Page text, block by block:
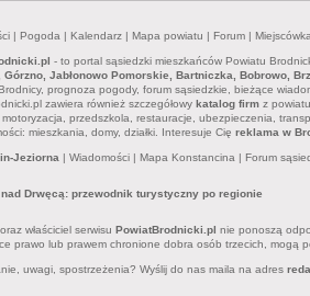
| Pogoda | Kalendarz | Mapa powiatu | Forum |
- to portal sąsiedzki mieszkańców Powiatu
Górzno, Jabłonowo Pomorskie, Bartniczka, Bobrowo,
prognoza pogody, forum sąsiedzkie, bieżące
zawiera również szczegółowy katalog firm z
motoryzacja, przedszkola, restauracje, ubezpieczenia,
mieszkania, domy, działki. Interesuje Cię reklama w
Jeziorna | Wiadomości | Mapa Konstancina | Forum
Drwęcą: przewodnik turystyczny po regionie
właściciel serwisu PowiatBrodnicki.pl nie ponoszą
prawo lub prawem chronione dobra osób trzecich, mogą
uwagi, spostrzeżenia? Wyślij do nas maila na adres